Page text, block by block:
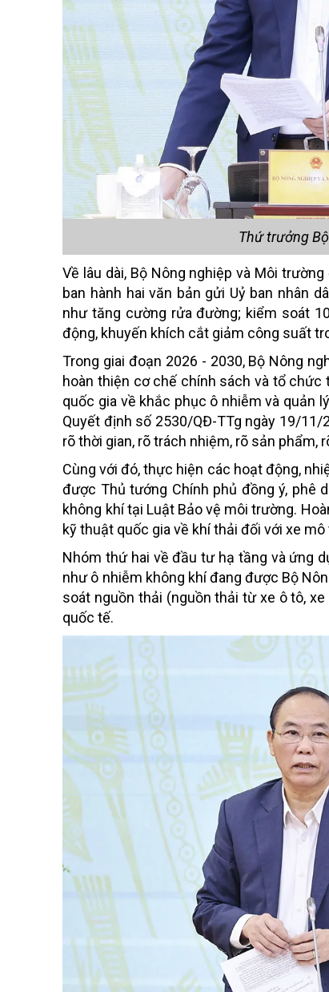
Thứ trưởng
Về lâu dài, Bộ Nông nghiệp và Môi
ban hành hai văn bản gửi Uỷ ban nhân
như tăng cường rửa đường; kiểm soát
động, khuyến khích cắt giảm công suất
Trong giai đoạn 2026 - 2030, Bộ Nông
hoàn thiện cơ chế chính sách và tổ chức
quốc gia về khắc phục ô nhiễm và quản
Quyết định số 2530/QĐ-TTg ngày 19/11/
rõ thời gian, rõ trách nhiệm, rõ sản phẩm,
Cùng với đó, thực hiện các hoạt động,
được Thủ tướng Chính phủ đồng ý, phê
không khí tại Luật Bảo vệ môi trường.
kỹ thuật quốc gia về khí thải đối với xe
Nhóm thứ hai về đầu tư hạ tầng và ứng
như ô nhiễm không khí đang được Bộ
soát nguồn thải (nguồn thải từ xe ô tô,
quốc tế.